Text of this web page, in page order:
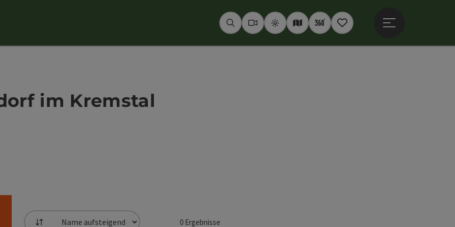
SuchenWebcams
WetterInteraktive Karte
360° Panoramen
Merkzettel
im Kremstal
0Ergebnisse